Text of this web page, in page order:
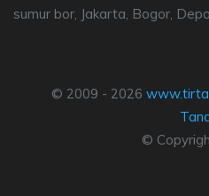
sumur bor, Jakarta, Bogor,
© 2009 - 2026
©